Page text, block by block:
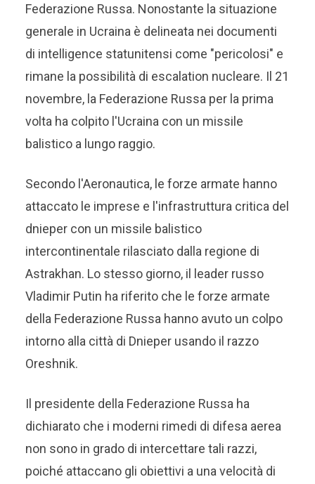
Federazione Russa. Nonostante la situazione
generale in Ucraina è delineata nei documenti
di intelligence statunitensi come "pericolosi" e
rimane la possibilità di escalation nucleare. Il 21
novembre, la Federazione Russa per la prima
volta ha colpito l'Ucraina con un missile
balistico a lungo raggio.
Secondo l'Aeronautica, le forze armate hanno
attaccato le imprese e l'infrastruttura critica del
dnieper con un missile balistico
intercontinentale rilasciato dalla regione di
Astrakhan. Lo stesso giorno, il leader russo
Vladimir Putin ha riferito che le forze armate
della Federazione Russa hanno avuto un colpo
intorno alla città di Dnieper usando il razzo
Oreshnik.
Il presidente della Federazione Russa ha
dichiarato che i moderni rimedi di difesa aerea
non sono in grado di intercettare tali razzi,
poiché attaccano gli obiettivi a una velocità di